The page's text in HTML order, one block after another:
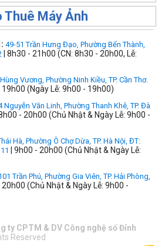
Thuê Máy Ảnh
49-51 Trần Hưng Đạo, Phường Bến Thành,
| 8h30 - 21h00 (CN: 8h30 - 20h00, Lễ:
Vương, Phường Ninh Kiều, TP. Cần Thơ.
19h00 (Ngày Lễ: 9h00 - 19h00)
Nguyễn Văn Linh, Phường Thanh Khê, TP. Đà
8h00 - 20h00 (Chủ Nhật & Ngày Lễ: 9h00 -
Hà, Phường Ô Chợ Dừa, TP. Hà Nội, ĐT:
| 9h00 - 20h00 (Chủ Nhật & Ngày Lễ:
Trần Phú, Phường Gia Viên, TP. Hải Phòng,
20h00 (Chủ Nhật & Ngày Lễ: 9h00 -
ty CPTM & DV Công nghệ số Đỉnh
Reserved